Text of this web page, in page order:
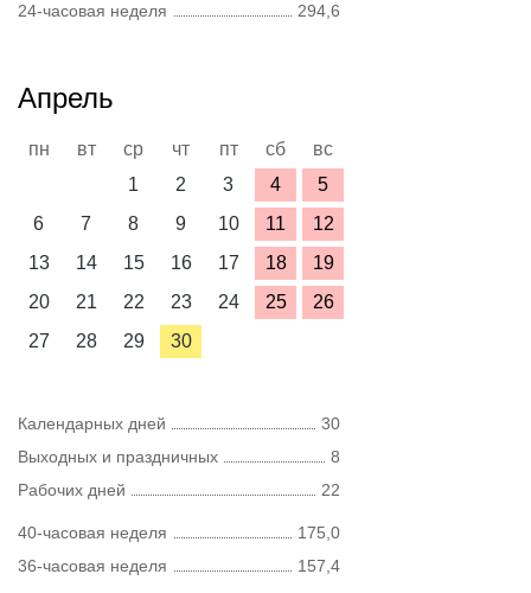
24-часовая неделя
294,6
Апрель
пн вт ср чт пт сб
вс
1
2 3 4
5
6
7 8 9 10 11
12
13
14 15 16 17 18
19
20
21 22 23 24 25
26
27
28 29 30
Календарных дней
30
Выходных и праздничных
8
Рабочих дней
22
40-часовая неделя
175,0
36-часовая неделя
157,4